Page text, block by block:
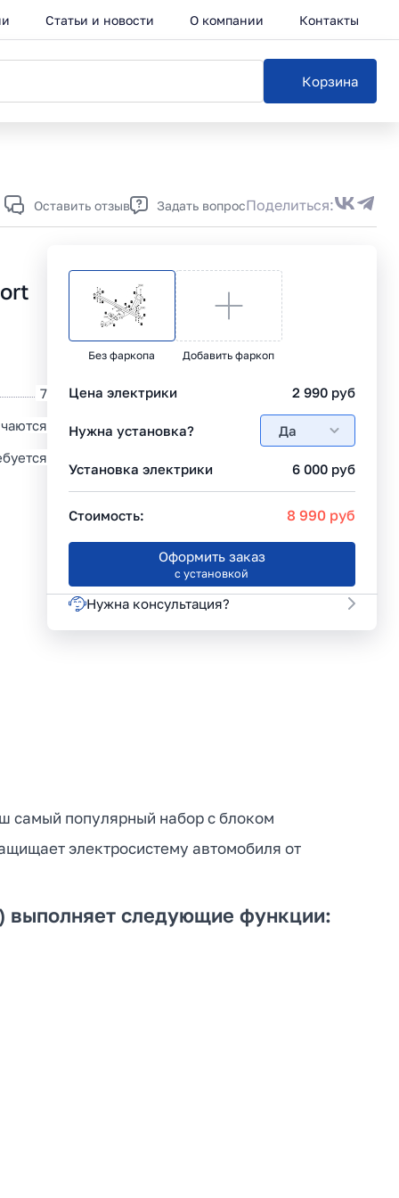
Статьи и новости О компании Контакты
Корзина
Оставить отзыв Задать вопросПоделиться:
7
Без фаркопа Добавить фаркоп
Цена электрики 2 990руб
Нужна установка? Да
Установка электрики 6 000 руб
Стоимость: 8 990руб
Оформить заказ
с установкой
Нужна консультация?
самый популярный набор с блоком
электросистему автомобиля от
выполняет следующие функции: